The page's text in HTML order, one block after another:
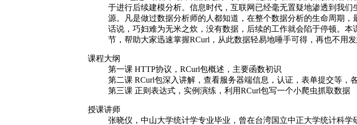
于进行后续建模分析。信息时代，互联网已经毫无置疑地渗透到我
源。凡是做过数据分析师的人都知道，在整个数据分析的生命周期
话说，巧妇难为无米之炊，没有数据，后续的工作就会陷于停顿。
节，帮助大家迅速掌握RCurl，从此数据轻易地唾手可得，再也不用发
课程大纲
第一课 HTTP协议，RCurl包概述，主要函数初识
第二课 RCurl包深入讲解，查看服务器端信息，认证，表单提交等，
第三课 正则表达式，实例演练，利用RCurl包写一个小爬虫抓取数据
授课讲师
张晓仪，中山大学统计学专业毕业，曾在台湾国立中正大学统计科学